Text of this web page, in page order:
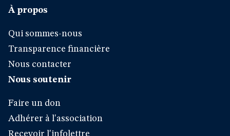
À propos
Qui sommes-nous
Transparence financière
Nous contacter
Nous soutenir
Faire un don
Adhérer à l'association
Recevoir l'infolettre